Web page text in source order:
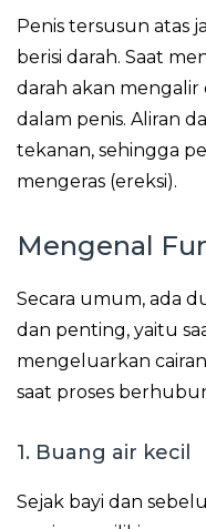
Penis tersusun atas
berisi darah. Saat
darah akan mengalir
dalam penis. Aliran
tekanan, sehingga
mengeras (ereksi).
Mengenal
Secara umum, ada
dan penting, yaitu
mengeluarkan
saat proses
1. Buang air kecil
Sejak bayi dan